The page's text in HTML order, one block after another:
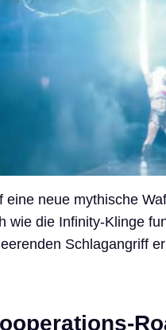
eine neue mythische
wie die Infinity-Klinge
Schlagangriff